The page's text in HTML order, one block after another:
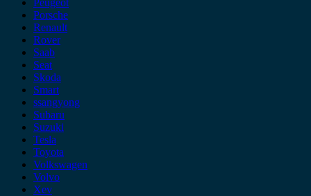
Porsche
Renault
Rover
Saab
Seat
Skoda
Smart
ssangyong
Subaru
Suzuki
Tesla
Toyota
Volkswagen
Volvo
Xev